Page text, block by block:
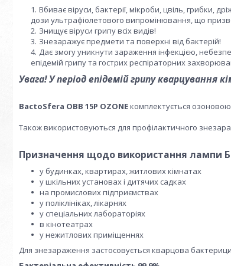
Вбиває віруси, бактерії, мікроби, цвіль, грибки,
дози ультрафіолетового випромінювання, що
Знищує віруси грипу всіх видів!
Знезаражує предмети та поверхні від бактерій!
Дає змогу уникнути зараження інфекцією,
епідемій грипу та гострих респіраторних
Увага! У період епідемій грипу
BactoSfera OBB 15P OZONEкомплектується
Також використовуються для профілактичного
Призначення щодо використання лампи
у будинках, квартирах, житлових кімнатах
у шкільних установах і дитячих садках
на промислових підприємствах
у поліклініках, лікарнях
у спеціальних лабораторіях
в кінотеатрах
у нежитлових приміщеннях
Для знезараження застосовується кварцова